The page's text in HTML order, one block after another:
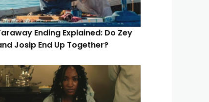
Ending Explained: Do Zey
Josip End Up Together?